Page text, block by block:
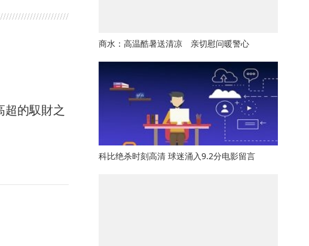
的馭財之
商水：高温酷暑送清凉 亲切慰问暖警心
科比绝杀时刻高清 球迷涌入9.2分电影留言